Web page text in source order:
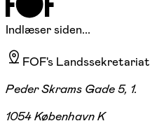
Indlæser siden...
FOF's Landssekretariat
Peder Skrams Gade 5, 1.
1054 København K